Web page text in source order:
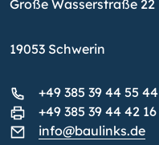
Große Wasserstraße 22
19053 Schwerin
+49 385 39 44 55 44
+49 385 39 44 42 16
info@baulinks.de